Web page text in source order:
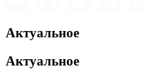
Актуальное
Актуальное